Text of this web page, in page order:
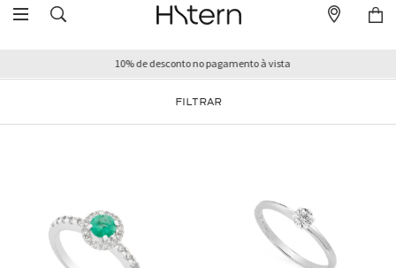
10% de desconto no pagamento à vista
FILTRAR